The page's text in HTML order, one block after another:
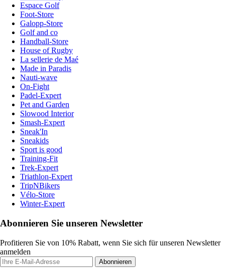
Espace Golf
Foot-Store
Galopp-Store
Golf and co
Handball-Store
House of Rugby
La sellerie de Maé
Made in Paradis
Nauti-wave
On-Fight
Padel-Expert
Pet and Garden
Slowood Interior
Smash-Expert
Sneak'In
Sneakids
Sport is good
Training-Fit
Trek-Expert
Triathlon-Expert
TripNBikers
Vélo-Store
Winter-Expert
Abonnieren Sie unseren Newsletter
Profitieren Sie von 10% Rabatt, wenn Sie sich für unseren Newsletter
anmelden
Abonnieren